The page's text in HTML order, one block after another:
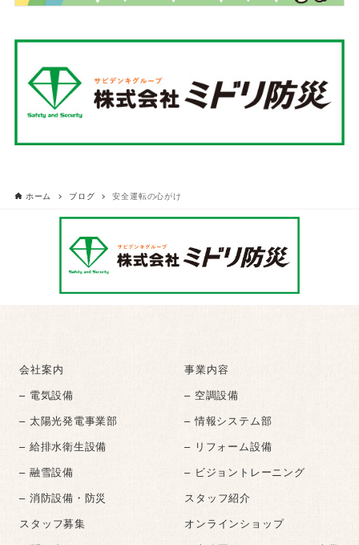
ホーム ブログ 安全運転の心がけ
会社案内
事業内容
– 電気設備
– 空調設備
– 太陽光発電事業部
– 情報システム部
– 給排水衛生設備
– リフォーム設備
– 融雪設備
– ビジョントレーニング
– 消防設備・防災
スタッフ紹介
スタッフ募集
オンラインショップ